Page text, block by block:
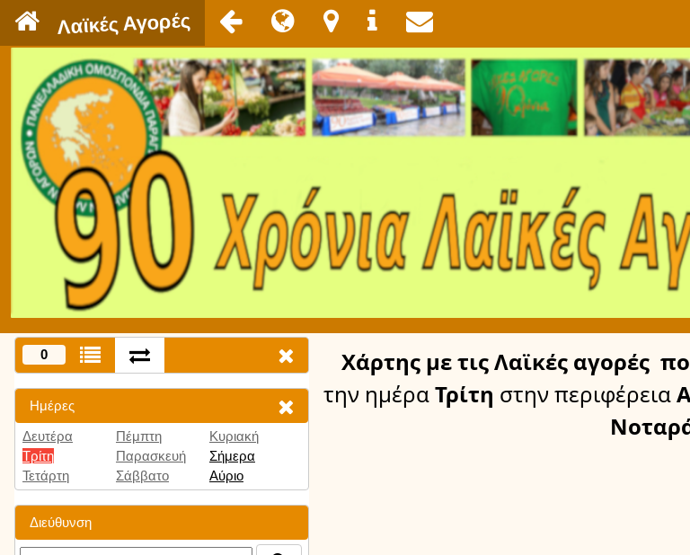
Λαϊκές Αγορές
0
Ημέρες
Δευτέρα
Τρίτη
Τετάρτη
Πέμπτη
Παρασκευή
Σάββατο
Κυριακή
Σήμερα
Αύριο
Διεύθυνση
Χάρτης με τις Λαϊκές αγορές
την ημέραΤρίτη στην περιφέρεια